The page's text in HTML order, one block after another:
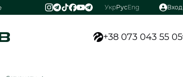
УкрРусEng Вход
+38 073 043 55 05